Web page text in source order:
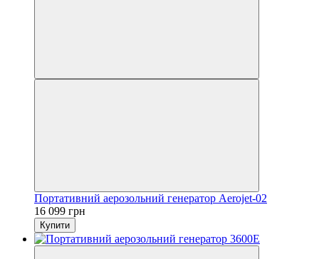
Портативний аерозольний генератор Aerojet-02
16 099 грн
Купити